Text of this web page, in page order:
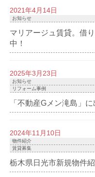
2021年4月14日
お知らせ
マリアージュ賃貸。借
中！
2025年3月23日
お知らせ
リフォーム事例
「不動産Gメン滝島」
2024年11月10日
物件紹介
賃貸募集
栃木県日光市新規物件紹